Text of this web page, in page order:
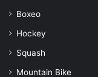
Boxeo
Hockey
Squash
Mountain Bike